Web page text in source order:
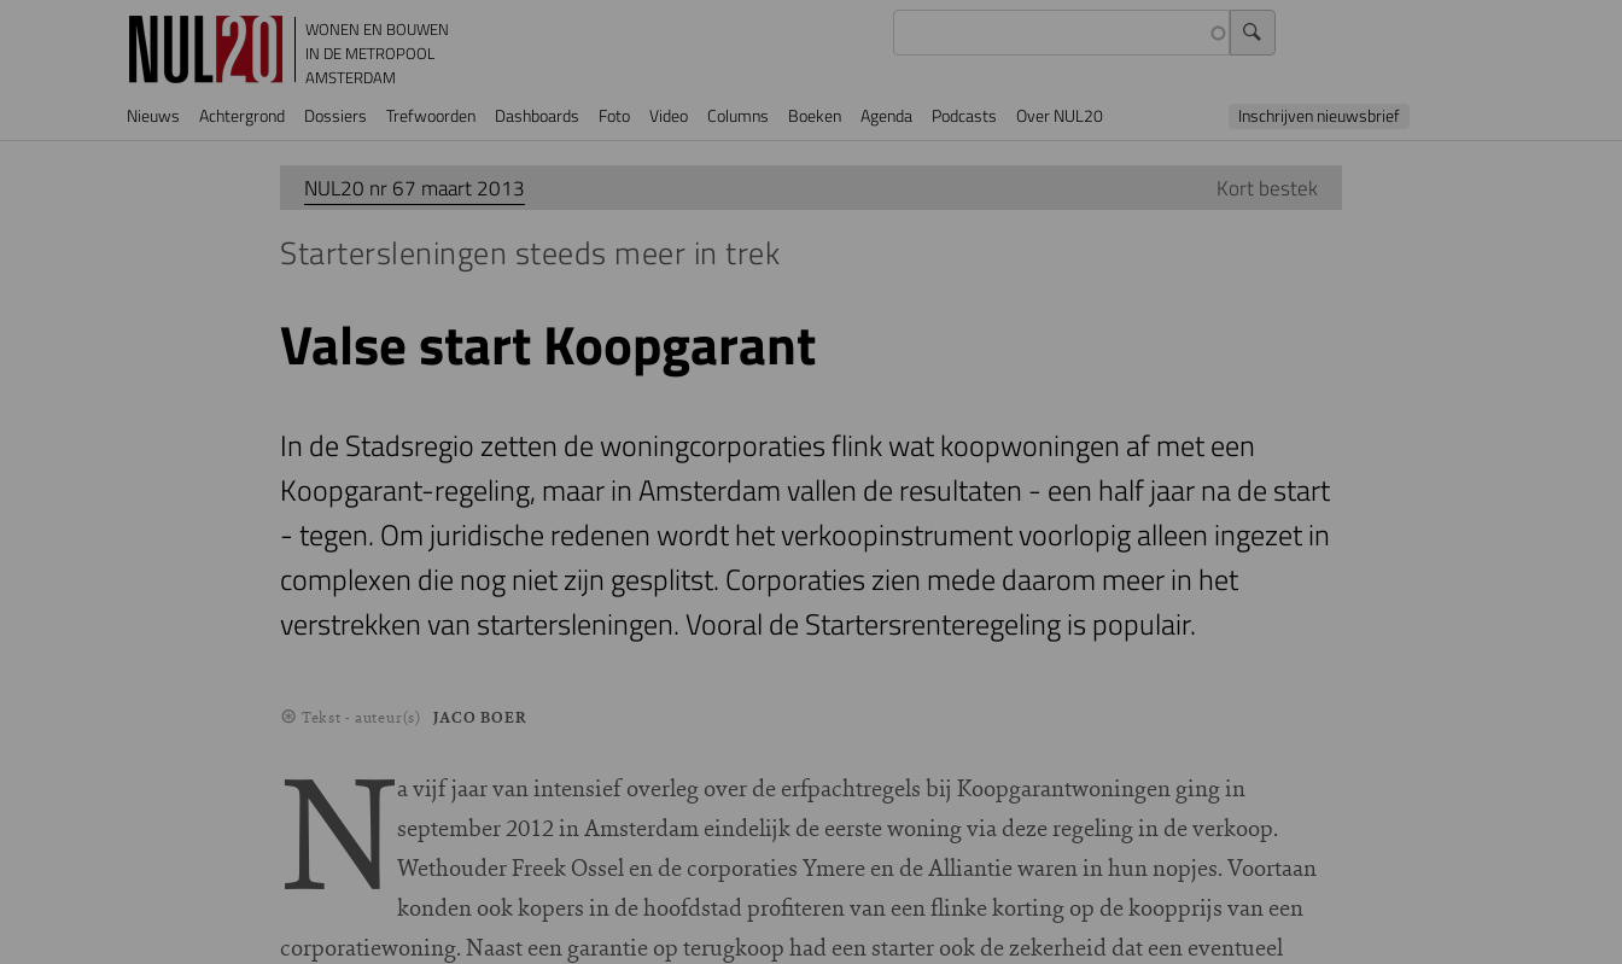
Overslaan en naar de inhoud gaan
WONEN EN BOUWEN
IN DE METROPOOL
AMSTERDAM
Hoofdnavigatie
Nieuws Achtergrond Dossiers Trefwoorden Dashboards Foto Video Columns Boeken Agenda Podcasts Over NUL20 Inschrijven nieuwsbrief
NUL20 nr 67 maart 2013 Kort bestek
Startersleningen steeds meer in trek
Valse start Koopgarant
In de Stadsregio zetten de woningcorporaties flink wat koopwoningen af met een
Koopgarant-regeling, maar in Amsterdam vallen de resultaten - een half jaar na de start
- tegen. Om juridische redenen wordt het verkoopinstrument voorlopig alleen ingezet in
complexen die nog niet zijn gesplitst. Corporaties zien mede daarom meer in het
verstrekken van startersleningen. Vooral de Startersrenteregeling is populair.
Tekst - auteur(s) JACO BOER
Na vijf jaar van intensief overleg over de erfpachtregels bij Koopgarantwoningen ging in
september 2012 in Amsterdam eindelijk de eerste woning via deze regeling in de verkoop.
Wethouder Freek Ossel en de corporaties Ymere en de Alliantie waren in hun nopjes. Voortaan
konden ook kopers in de hoofdstad profiteren van een flinke korting op de koopprijs van een
corporatiewoning. Naast een garantie op terugkoop had een starter ook de zekerheid dat een eventueel